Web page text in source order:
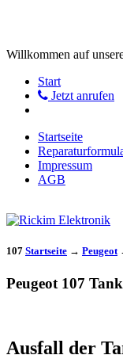
Willkommen auf
Start
Jetzt anrufen
Startseite
Impressum
AGB
107 Startseite → Peugeot
Peugeot 107
Ausfall der